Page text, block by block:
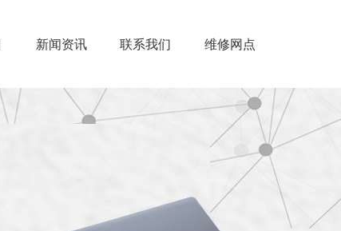
新闻资讯 联系我们 维修网点